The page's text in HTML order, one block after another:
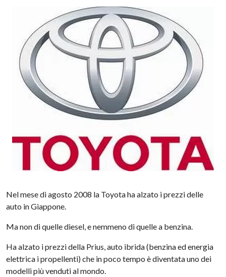
Nel mese di agosto 2008 la Toyota ha alzato i prezzi delle
auto in Giappone.
Ma non di quelle diesel, e nemmeno di quelle a benzina.
Ha alzato i prezzi della Prius, auto ibrida (benzina ed energia
elettrica i propellenti) che in poco tempo è diventata uno dei
modelli più venduti al mondo.